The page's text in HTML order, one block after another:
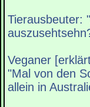
Tierausbeuter:
Veganer
"Mal von den
allein in